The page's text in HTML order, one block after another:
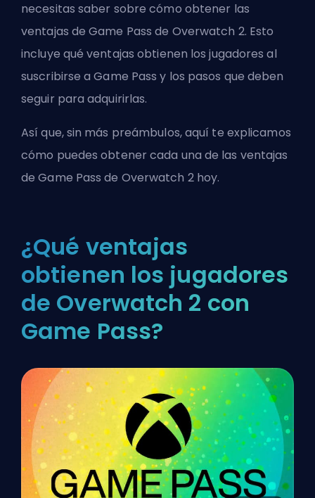
necesitas saber sobre cómo obtener las
ventajas de Game Pass de Overwatch 2. Esto
incluye qué ventajas obtienen los jugadores al
suscribirse a Game Pass y los pasos que deben
seguir para adquirirlas.
Así que, sin más preámbulos, aquí te explicamos
cómo puedes obtener cada una de las ventajas
de Game Pass de Overwatch 2 hoy.
¿Qué ventajas
obtienen los jugadores
de Overwatch 2 con
Game Pass?